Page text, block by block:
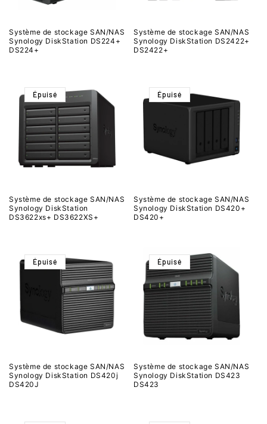
Système de stockage SAN/NAS
Synology DiskStation DS224+
DS224+
Système de stockage SAN/NAS
Synology DiskStation DS2422+
DS2422+
Épuisé
Système de stockage SAN/NAS
Synology DiskStation
DS3622xs+ DS3622XS+
Épuisé
Système de stockage SAN/NAS
Synology DiskStation DS420+
DS420+
Épuisé
Système de stockage SAN/NAS
Synology DiskStation DS420j
DS420J
Épuisé
Système de stockage SAN/NAS
Synology DiskStation DS423
DS423